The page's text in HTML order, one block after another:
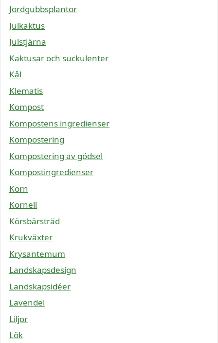
Jordgubbsplantor
Julkaktus
Julstjärna
Kaktusar och suckulenter
Kål
Klematis
Kompost
Kompostens ingredienser
Kompostering
Kompostering av gödsel
Kompostingredienser
Korn
Kornell
Körsbärsträd
Krukväxter
Krysantemum
Landskapsdesign
Landskapsidéer
Lavendel
Liljor
Lök